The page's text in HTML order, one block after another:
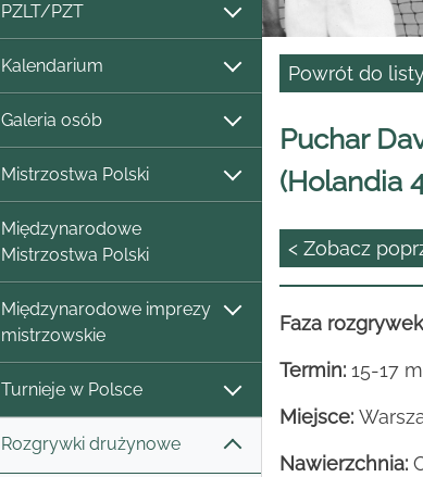
PZLT/PZT
Kalendarium
Galeria osób
Mistrzostwa Polski
Międzynarodowe
Mistrzostwa Polski
Międzynarodowe imprezy
mistrzowskie
Turnieje w Polsce
Rozgrywki drużynowe
Powrót do
Puchar
(Holandia
< Zobacz
Faza
Termin: 15-17
Miejsce:
Nawierzchnia: